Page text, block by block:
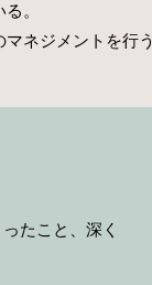
。
ネジメントを行う
たこと、深く